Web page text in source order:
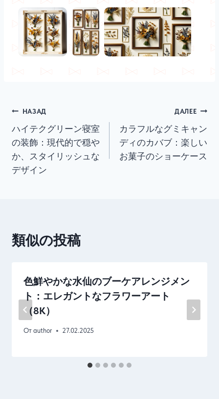
Навигация
по
записям
НАЗАД
ハイテクグリーン寝室
の装飾：現代的で穏や
か、スタイリッシュな
デザイン
ДАЛЕЕ
カラフルなグミキャン
ディのカバブ：楽しい
お菓子のショーケース
類似の投稿
色鮮やかな水仙のブーケアレンジメン
ト：エレガントなフラワーアート
（8K）
Отauthor 27.02.2025